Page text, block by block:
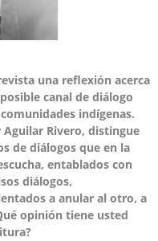
una reflexión acerca
canal de diálogo
indígenas.
Rivero, distingue
de diálogos que en la
entablados con
diálogos,
a anular al otro, a
opinión tiene usted